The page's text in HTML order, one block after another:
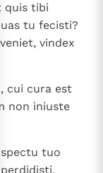
quis tibi
tu fecisti?
vindex
cui cura est
non iniuste
tuo